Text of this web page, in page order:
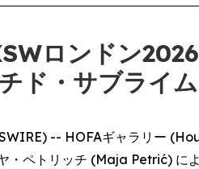
ロンドン
ド・サブライ
-- HOFAギャラリー
・ペトリッチ (Maja Petrić) に